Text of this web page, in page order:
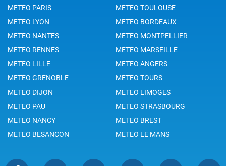
METEO PARIS
METEO TOULOUSE
METEO LYON
METEO BORDEAUX
METEO NANTES
METEO MONTPELLIER
METEO RENNES
METEO MARSEILLE
METEO LILLE
METEO ANGERS
METEO GRENOBLE
METEO TOURS
METEO DIJON
METEO LIMOGES
METEO PAU
METEO STRASBOURG
METEO NANCY
METEO BREST
METEO BESANCON
METEO LE MANS